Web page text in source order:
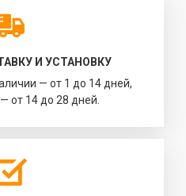
И УСТАНОВКУ
— от 1 до 14 дней,
от 14 до 28 дней.